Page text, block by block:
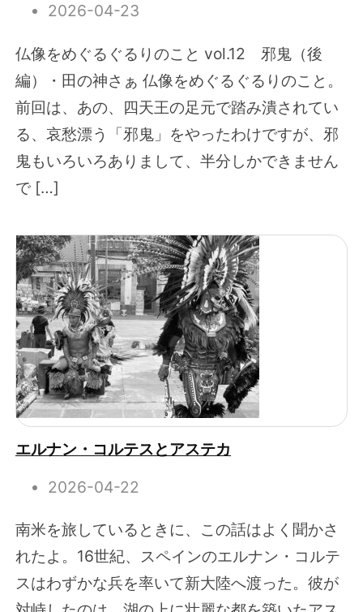
2026-04-23
仏像をめぐるぐるりのこと vol.12 邪鬼（後
編）・田の神さぁ 仏像をめぐるぐるりのこと。
前回は、あの、四天王の足元で踏み潰されてい
る、哀愁漂う「邪鬼」をやったわけですが、邪
鬼もいろいろありまして、半分しかできません
で […]
エルナン・コルテスとアステカ
2026-04-22
南米を旅しているときに、この話はよく聞かさ
れたよ。16世紀、スペインのエルナン・コルテ
スはわずかな兵を率いて新大陸へ渡った。彼が